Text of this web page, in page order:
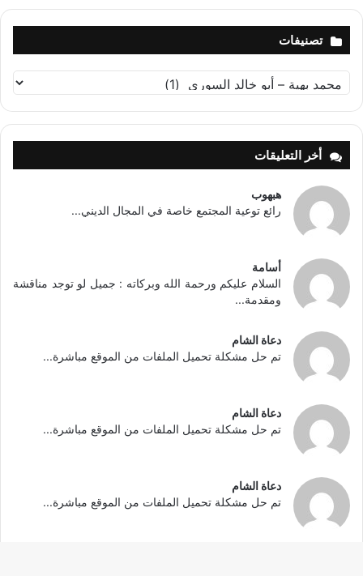
تصنيفات
أخر التعليقات
هبهوب
رائع توعية المجتمع خاصة في المجال الديني...
أسامة
السلام عليكم ورحمة الله وبركاته : جميل لو توجد مناقشة
ومقدمة...
دعاة الشام
تم حل مشكلة تحميل الملفات من الموقع مباشرة...
دعاة الشام
تم حل مشكلة تحميل الملفات من الموقع مباشرة...
دعاة الشام
تم حل مشكلة تحميل الملفات من الموقع مباشرة...